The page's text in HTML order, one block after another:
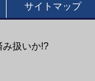
サイトマップ
み扱いか!?